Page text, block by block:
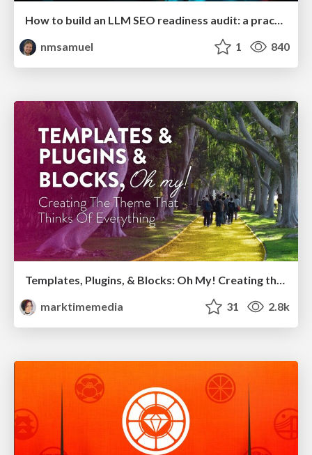
How to build an LLM SEO readiness audit: a practical framework
nmsamuel
1 840
marktimemedia
31 2.8k